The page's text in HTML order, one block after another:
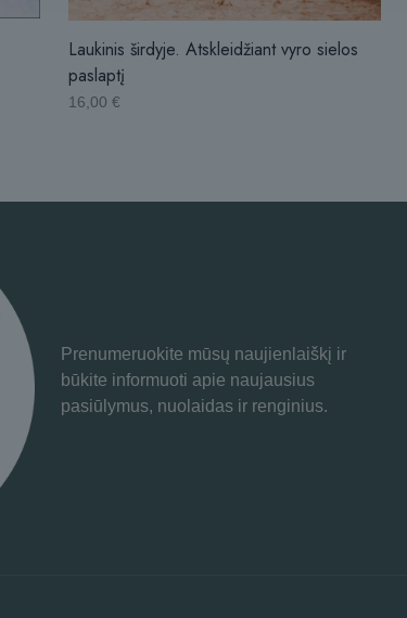
Laukinis širdyje. Atskleidžiant vyro sielos
paslaptį
16,00 €
Prenumeruokite mūsų naujienlaiškį ir
būkite informuoti apie naujausius
pasiūlymus, nuolaidas ir renginius.